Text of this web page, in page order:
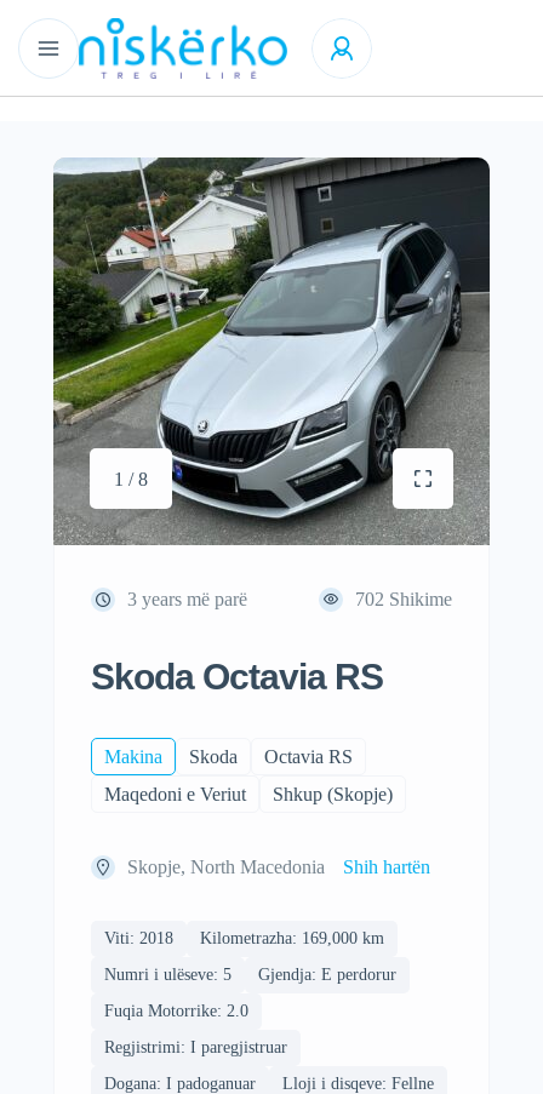
1 / 8
3 years më parë 702 Shikime
Skoda Octavia RS
Makina Skoda
Octavia RS
Maqedoni e Veriut
Shkup (Skopje)
Skopje, North Macedonia Shih hartën
Viti: 2018
Kilometrazha: 169,000 km
Numri i ulëseve: 5
Gjendja: E perdorur
Fuqia Motorrike: 2.0
Regjistrimi: I paregjistruar
Dogana: I padoganuar
Lloji i disqeve: Fellne